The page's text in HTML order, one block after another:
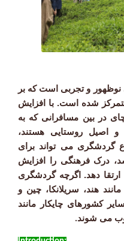
و تجربی است که بر
شده است. با افزایش
در بین مسافرانی که به
اصیل روستایی هستند،
گردشگری می تواند برای
درک فرهنگی را افزایش
دهد. اگرچه گردشگری
هند، سریلانکا، چین و
کشورهای چایکار مانند
می شوند.